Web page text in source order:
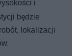
i
będzie
lokalizacji